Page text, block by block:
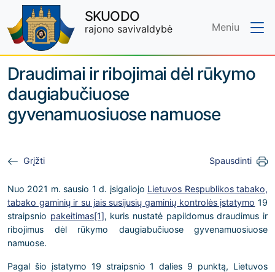
Skip to main content
SKUODO
rajono savivaldybė Meniu
Draudimai ir ribojimai dėl rūkymo
daugiabučiuose
gyvenamuosiuose namuose
Grįžti Spausdinti
Nuo 2021 m. sausio 1 d. įsigaliojo Lietuvos Respublikos tabako,
tabako gaminių ir su jais susijusių gaminių kontrolės įstatymo 19
straipsnio pakeitimas[1], kuris nustatė papildomus draudimus ir
ribojimus dėl rūkymo daugiabučiuose gyvenamuosiuose
namuose.
Pagal šio įstatymo 19 straipsnio 1 dalies 9 punktą, Lietuvos